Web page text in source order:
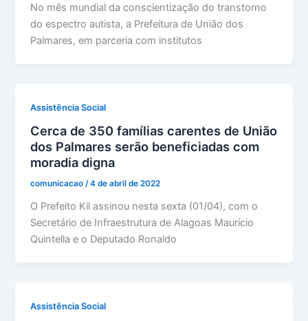
No mês mundial da conscientização do transtorno
do espectro autista, a Prefeitura de União dos
Palmares, em parceria com institutos
Assistência Social
Cerca de 350 famílias carentes de União
dos Palmares serão beneficiadas com
moradia digna
comunicacao/4 de abril de 2022
O Prefeito Kil assinou nesta sexta (01/04), com o
Secretário de Infraestrutura de Alagoas Maurício
Quintella e o Deputado Ronaldo
Assistência Social